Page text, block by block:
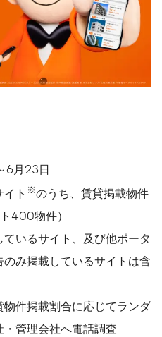
6月23日
ト ※のうち、賃貸掲載物件
400物件）
いるサイト、及び他ポータ
み掲載しているサイトは含
件掲載割合に応じてランダ
管理会社へ電話調査